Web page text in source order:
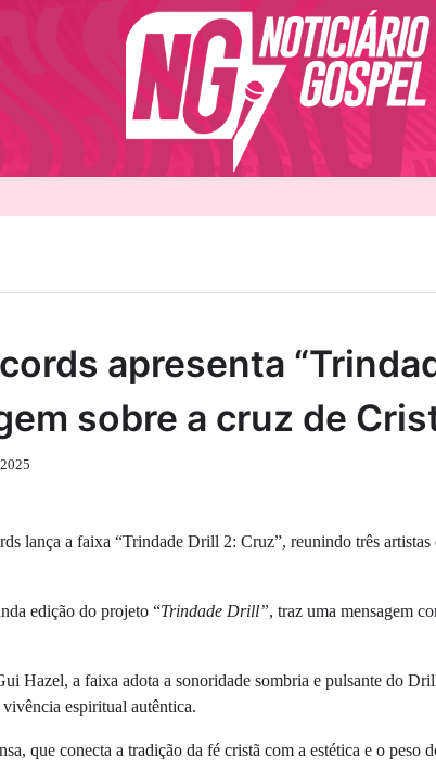
apresenta
sobre a cruz de
lança a faixa “Trindade Drill 2: Cruz”, reunindo três
edição do projeto “Trindade Drill”, traz uma mensagem
Hazel, a faixa adota a sonoridade sombria e pulsante do
espiritual autêntica.
que conecta a tradição da fé cristã com a estética e o peso